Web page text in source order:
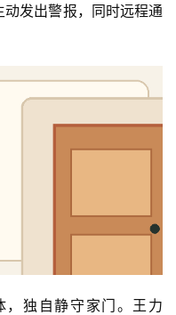
发出警报，同时远程通
，独自静守家门。王力